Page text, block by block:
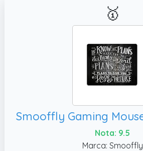
🥇
Nota: 9.5
Marca: Smooffly